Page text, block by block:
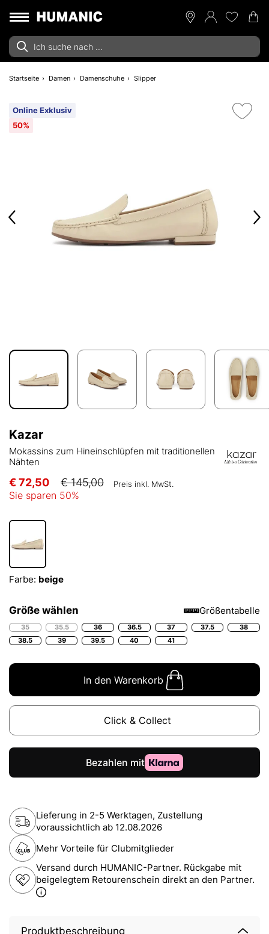
Startseite Damen Damenschuhe Slipper
Online Exklusiv
50%
Kazar
Mokassins zum Hineinschlüpfen mit traditionellen
Nähten
€ 72,50 € 145,00 Preis inkl. MwSt.
Sie sparen 50%
Farbe: beige
Größe wählen Größentabelle
35 35.5 36 36.5 37 37.5
38
38.5
39 39.5 40 41
In den Warenkorb
Click & Collect
Lieferung in 2-5 Werktagen, Zustellung
voraussichtlich ab 12.08.2026
Mehr Vorteile für Clubmitglieder
Versand durch HUMANIC-Partner. Rückgabe mit
beigelegtem Retourenschein direkt an den Partner.
Produktbeschreibung